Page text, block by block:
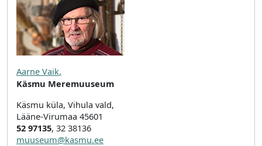
Aarne Vaik,
Käsmu Meremuuseum
Käsmu küla, Vihula vald,
Lääne-Virumaa 45601
52 97135, 32 38136
muuseum@kasmu.ee